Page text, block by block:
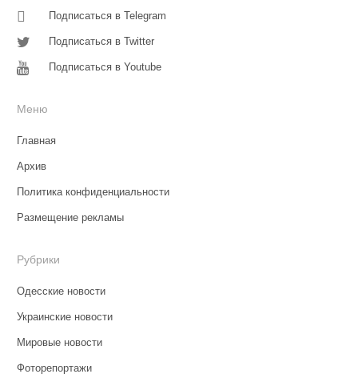
Подписаться в Telegram
Подписаться в Twitter
Подписаться в Youtube
Меню
Главная
Архив
Политика конфиденциальности
Размещение рекламы
Рубрики
Одесские новости
Украинские новости
Мировые новости
Фоторепортажи